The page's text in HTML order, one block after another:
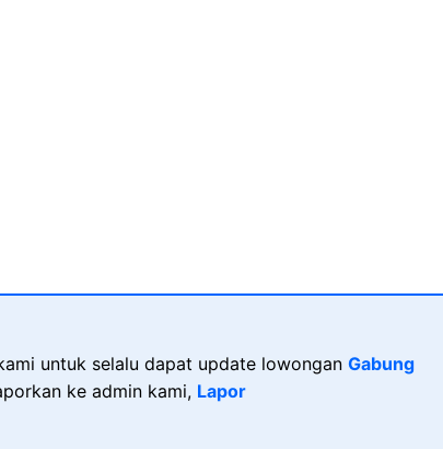
untuk selalu dapat update lowongan Gabung
ke admin kami, Lapor